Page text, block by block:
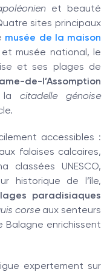
et beauté
sites principaux
musée de la maison
musée national, le
et ses plages de
de-l’Assomption
la citadelle génoise
accessibles :
falaises calcaires,
UNESCO,
historique de l’île,
paradisiaques
corseaux senteurs
Balagne enrichissent
expertement sur